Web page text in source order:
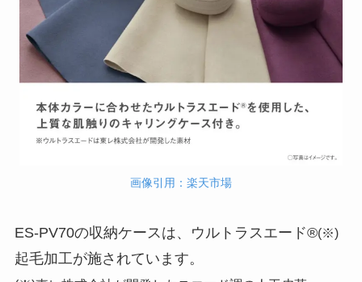
画像引用：楽天市場
ES-PV70の収納ケースは、ウルトラスエード®(※)
起毛加工が施されています。